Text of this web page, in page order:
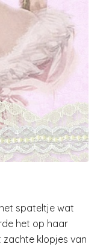
spateltje wat
het op haar
klopjes van